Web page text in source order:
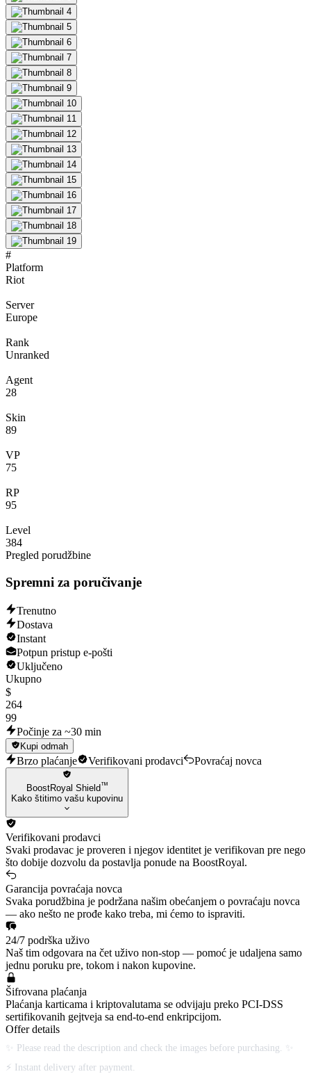
#
Platform
Riot
Server
Europe
Rank
Unranked
Agent
28
Skin
89
VP
75
RP
95
Level
384
Pregled porudžbine
Spremni za poručivanje
Trenutno
Dostava
Instant
Potpun pristup e-pošti
Uključeno
Ukupno
$
264
99
Počinje za ~30 min
Kupi odmah
Brzo plaćanje Verifikovani prodavci Povraćaj novca
BoostRoyal Shield™
Kako štitimo vašu kupovinu
Verifikovani prodavci
Svaki prodavac je proveren i njegov identitet je verifikovan pre nego
što dobije dozvolu da postavlja ponude na BoostRoyal.
Garancija povraćaja novca
Svaka porudžbina je podržana našim obećanjem o povraćaju novca
— ako nešto ne prođe kako treba, mi ćemo to ispraviti.
24/7 podrška uživo
Naš tim odgovara na čet uživo non-stop — pomoć je udaljena samo
jednu poruku pre, tokom i nakon kupovine.
Šifrovana plaćanja
Plaćanja karticama i kriptovalutama se odvijaju preko PCI-DSS
sertifikovanih gejtveja sa end-to-end enkripcijom.
Offer details
✨ Please read the description and check the images before purchasing. ✨
⚡ Instant delivery after payment.